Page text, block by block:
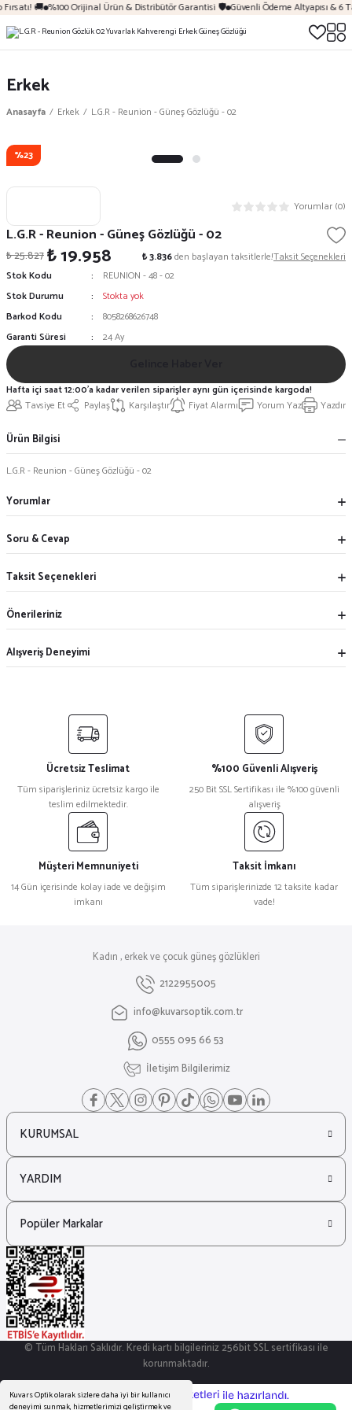
Kuvars Optik olarak sizlere daha iyi bir kullanıcı
deneyimi sunmak, hizmetlerimizi geliştirmek ve
🚚 %100 Orijinal Ürün & Distribütör Garantisi 🛡️ Güvenli Ödeme Altyapısı & 6
Erkek
Anasayfa Erkek L.G.R - Reunion - Güneş Gözlüğü - 02
%23
Yorumlar (0)
L.G.R - Reunion - Güneş Gözlüğü - 02
₺ 25.827₺ 19.958 ₺ 3.836den başlayan taksitlerle!Taksit Seçenekleri
Stok Kodu
REUNION - 48 - 02
Stok Durumu
Stokta yok
Barkod Kodu
8058268626748
Garanti Süresi
24 Ay
Tavsiye Et Paylaş Karşılaştır Fiyat Alarmı Yorum Yaz Yazdır
Hafta içi saat 12:00'a kadar verilen siparişler aynı gün içerisinde kargoda!
Ürün Bilgisi
L.G.R - Reunion - Güneş Gözlüğü - 02
Yorumlar
Soru & Cevap
Taksit Seçenekleri
Önerileriniz
Alışveriş Deneyimi
Ücretsiz Teslimat
Tüm siparişleriniz ücretsiz kargo ile
teslim edilmektedir.
%100 Güvenli Alışveriş
250 Bit SSL Sertifikası ile %100 güvenli
alışveriş
Müşteri Memnuniyeti
14 Gün içerisinde kolay iade ve değişim
imkanı
Taksit İmkanı
Tüm siparişlerinizde 12 taksite kadar
vade!
Kadın , erkek ve çocuk güneş gözlükleri
2122955005
info@kuvarsoptik.com.tr
0555 095 66 53
İletişim Bilgilerimiz
KURUMSAL
YARDIM
Popüler Markalar
© Tüm Hakları Saklıdır. Kredi kartı bilgileriniz 256bit SSL sertifikası ile
korunmaktadır.
ideasoft
e-
ticaret
hazırlandı.